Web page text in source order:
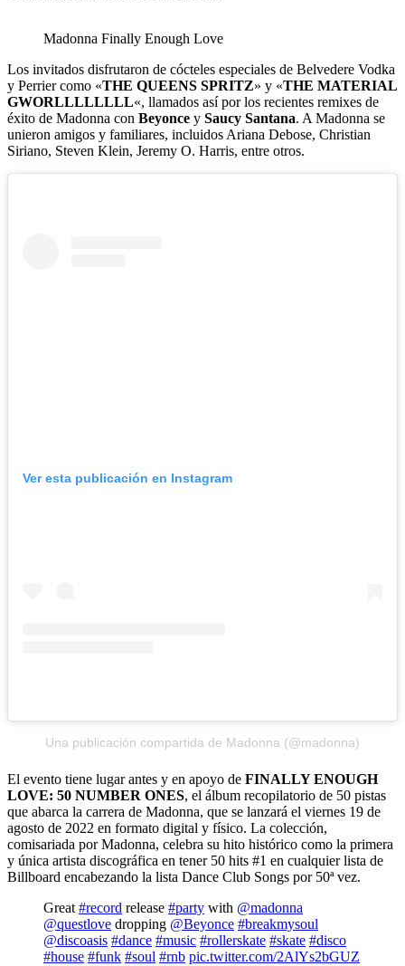
Madonna Finally Enough Love
Los invitados disfrutaron de cócteles especiales de Belvedere Vodka
y Perrier como «THE QUEENS SPRITZ» y «THE MATERIAL
GWORLLLLLLLL«, llamados así por los recientes remixes de
éxito de Madonna con Beyonce y Saucy Santana. A Madonna se
unieron amigos y familiares, incluidos Ariana Debose, Christian
Siriano, Steven Klein, Jeremy O. Harris, entre otros.
Ver esta publicación en Instagram
Una publicación compartida de Madonna (@madonna)
El evento tiene lugar antes y en apoyo de FINALLY ENOUGH
LOVE: 50 NUMBER ONES, el álbum recopilatorio de 50 pistas
que abarca la carrera de Madonna, que se lanzará el viernes 19 de
agosto de 2022 en formato digital y físico. La colección,
comisariada por Madonna, celebra su hito histórico como la primera
y única artista discográfica en tener 50 hits #1 en cualquier lista de
Billboard encabezando la lista Dance Club Songs por 50ª vez.
Great #record release #party with @madonna
@questlove dropping @Beyonce #breakmysoul
@discoasis #dance #music #rollerskate #skate #disco
#house #funk #soul #rnb pic.twitter.com/2AlYs2bGUZ